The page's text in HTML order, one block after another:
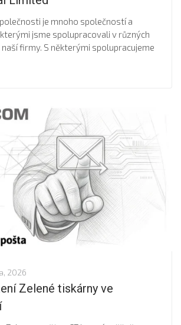
je mnoho společností a
jsme spolupracovali v různých
firmy. S některými spolupracujeme
2026
Zelené tiskárny ve